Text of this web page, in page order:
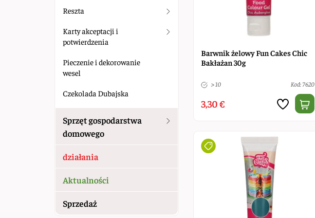
Barwnik żelowy Fun Cakes Chic
Bakłażan 30g
> 10 Kod: 7620
3,30 €
Reszta
Karty akceptacji i
potwierdzenia
Pieczenie i dekorowanie
wesel
Czekolada Dubajska
Sprzęt gospodarstwa
domowego
działania
Aktualności
Sprzedaż